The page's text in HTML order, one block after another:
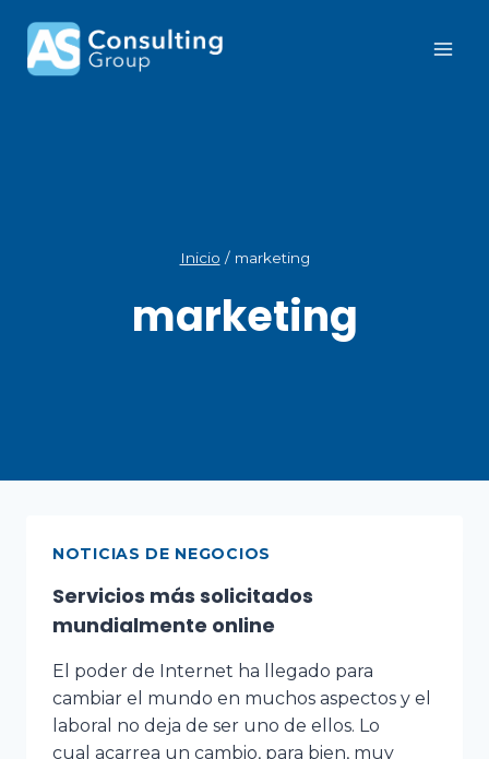
Inicio / marketing
marketing
NOTICIAS DE NEGOCIOS
Servicios más solicitados
mundialmente online
El poder de Internet ha llegado para
cambiar el mundo en muchos aspectos y el
laboral no deja de ser uno de ellos. Lo
cual acarrea un cambio, para bien, muy